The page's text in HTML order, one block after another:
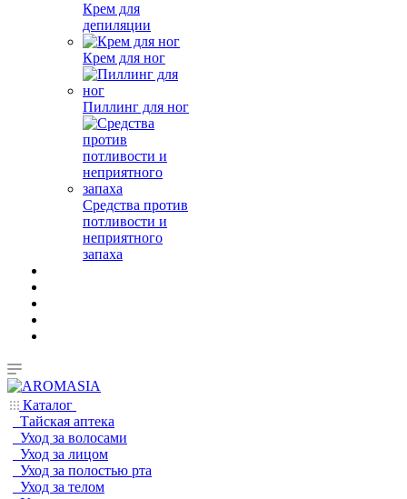
Крем для
депиляции
Крем для ног
Пиллинг для ног
Средства против
потливости и
неприятного
запаха
Каталог
Тайская аптека
Уход за волосами
Уход за лицом
Уход за полостью рта
Уход за телом